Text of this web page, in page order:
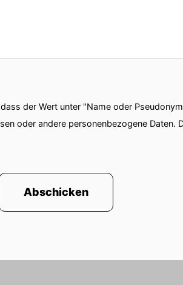
der Wert unter "Name oder
oder andere personenbezogene Daten.
Abschicken